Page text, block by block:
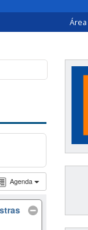
Agenda